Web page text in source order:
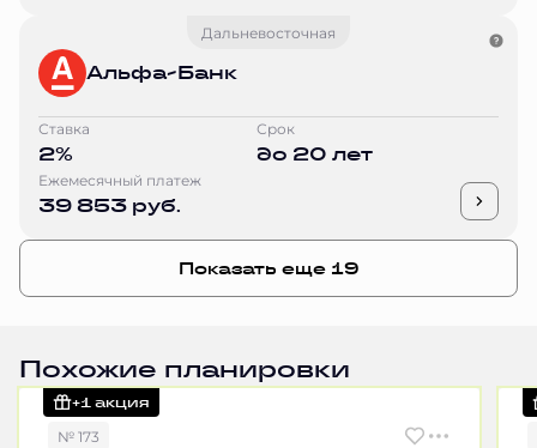
Дальневосточная
Альфа-Банк
Ставка
2%
Срок
до 20 лет
Ежемесячный платеж
39 853 руб.
Показать еще 19
Похожие планировки
+1 акция
№ 173